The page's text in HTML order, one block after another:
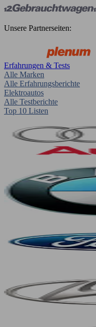
Unsere Partnerseiten:
Erfahrungen & Tests
Alle Marken
Alle Erfahrungsberichte
Elektroautos
Alle Testberichte
Top 10 Listen